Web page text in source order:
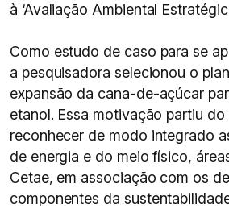
à ‘Avaliação Ambiental
Como estudo de caso para se
a pesquisadora selecionou o
expansão da cana-de-açúcar
etanol. Essa motivação partiu do
reconhecer de modo integrado
de energia e do meio físico,
Cetae, em associação com os
componentes da